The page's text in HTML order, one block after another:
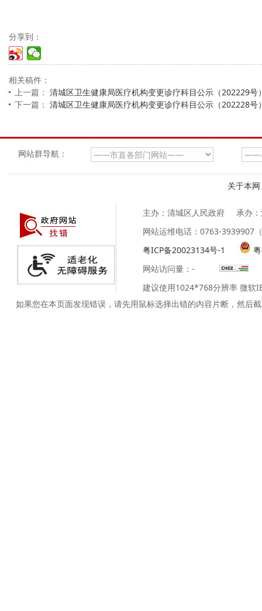
分享到：
相关稿件：
上一篇： 清城区卫生健康局医疗机构变更诊疗科目公示（202229号
下一篇： 清城区卫生健康局医疗机构变更诊疗科目公示（202228号
网站群导航：
关于本网
主办：清城区人民政府
承办
网站运维电话：0763-3939907
粤ICP备20023134号-1
网站访问量： -
建议使用1024*768分辨率 微软
如果您在本页面发现错误，请先用鼠标选择出错的内容片断，然后